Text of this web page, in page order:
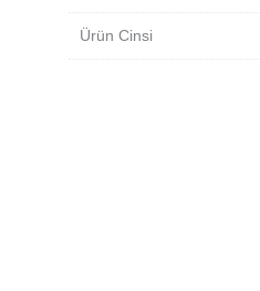
Ürün Cinsi